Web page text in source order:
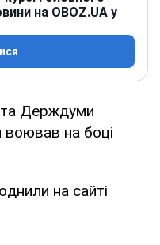
на OBOZ.UA у
Держдуми
воював на боці
на сайті